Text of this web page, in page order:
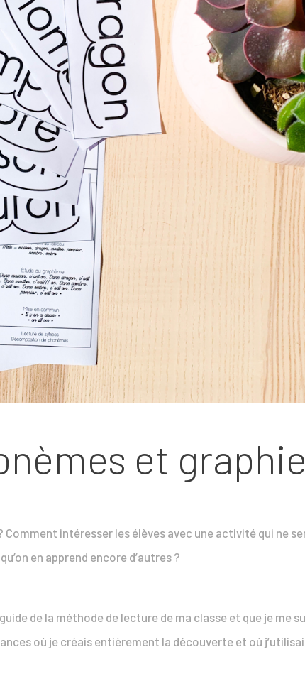
et
intéresser les élèves avec une activité qui ne
en apprend encore d’autres ?
de la méthode de lecture de ma classe et que je me
où je créais entièrement la découverte et où